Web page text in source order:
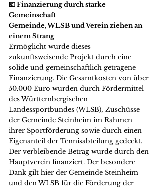
💶 Finanzierung durch starke
Gemeinschaft
Gemeinde, WLSB und Verein ziehen an
einem Strang
Ermöglicht wurde dieses
zukunftsweisende Projekt durch eine
solide und gemeinschaftlich getragene
Finanzierung. Die Gesamtkosten von über
50.000 Euro wurden durch Fördermittel
des Württembergischen
Landessportbundes (WLSB), Zuschüsse
der Gemeinde Steinheim im Rahmen
ihrer Sportförderung sowie durch einen
Eigenanteil der Tennisabteilung gedeckt.
Der verbleibende Betrag wurde durch den
Hauptverein finanziert. Der besondere
Dank gilt hier der Gemeinde Steinheim
und den WLSB für die Förderung der